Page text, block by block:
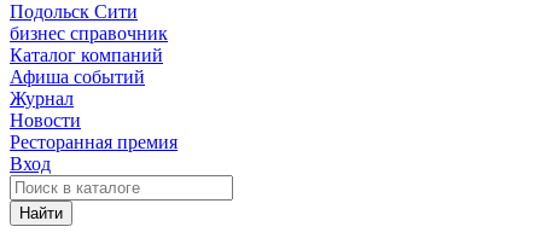
Подольск Сити
бизнес справочник
Каталог компаний
Афиша событий
Журнал
Новости
Ресторанная премия
Вход
Найти